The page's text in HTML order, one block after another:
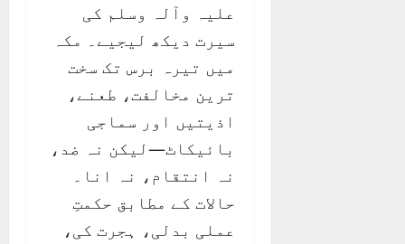
علیہ وآلہ وسلم کی
سیرت دیکھ لیجیے۔ مکہ
میں تیرہ برس تک سخت
ترین مخالفت، طعنے،
اذیتیں اور سماجی
بائیکاٹ—لیکن نہ ضد،
نہ انتقام، نہ انا۔
حالات کے مطابق حکمتِ
عملی بدلی، ہجرت کی،